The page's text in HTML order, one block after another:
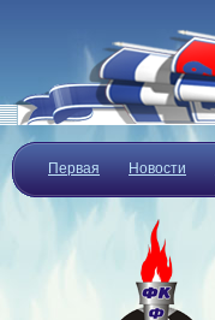
Первая Новости